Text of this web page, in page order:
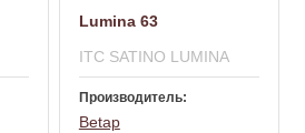
Lumina 63
ITC SATINO LUMINA
Производитель:
Betap